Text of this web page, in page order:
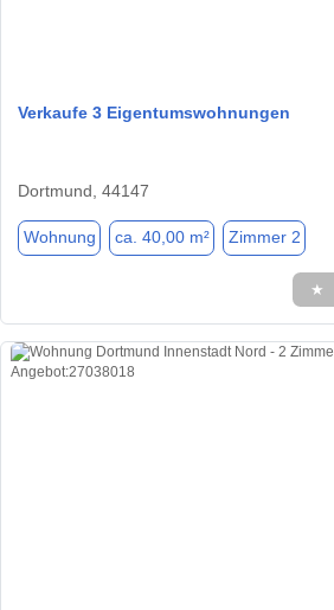
Verkaufe 3 Eigentumswohnungen
Dortmund, 44147
Wohnung ca. 40,00 m² Zimmer 2
★